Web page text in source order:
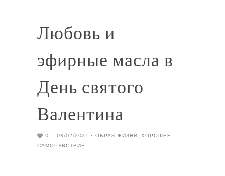
Любовь и
эфирные масла в
День святого
Валентина
0 09/02/2021 - ОБРАЗ ЖИЗНИ
ХОРОШЕЕ
САМОЧУВСТВИЕ